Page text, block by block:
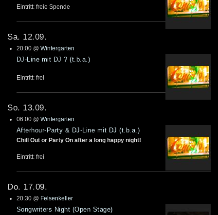
Eintritt: freie Spende
Sa. 12.09.
20:00@ Wintergarten
DJ-Line mit DJ ? (t.b.a.)
Eintritt: frei
So. 13.09.
06:00@ Wintergarten
Afterhour-Party & DJ-Line mit DJ (t.b.a.)
Chill Out or Party On after a long happy night!
Eintritt: frei
Do. 17.09.
20:30@ Felsenkeller
Songwriters Night (Open Stage)